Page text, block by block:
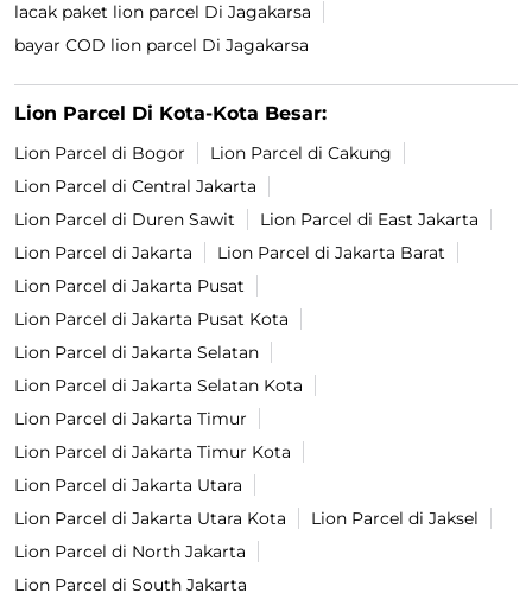
lacak paket lion parcel Di Jagakarsa
bayar COD lion parcel Di Jagakarsa
Lion Parcel Di Kota-Kota Besar:
Lion Parcel di Bogor
Lion Parcel di Cakung
Lion Parcel di Central Jakarta
Lion Parcel di Duren Sawit
Lion Parcel di East Jakarta
Lion Parcel di Jakarta
Lion Parcel di Jakarta Barat
Lion Parcel di Jakarta Pusat
Lion Parcel di Jakarta Pusat Kota
Lion Parcel di Jakarta Selatan
Lion Parcel di Jakarta Selatan Kota
Lion Parcel di Jakarta Timur
Lion Parcel di Jakarta Timur Kota
Lion Parcel di Jakarta Utara
Lion Parcel di Jakarta Utara Kota
Lion Parcel di Jaksel
Lion Parcel di North Jakarta
Lion Parcel di South Jakarta